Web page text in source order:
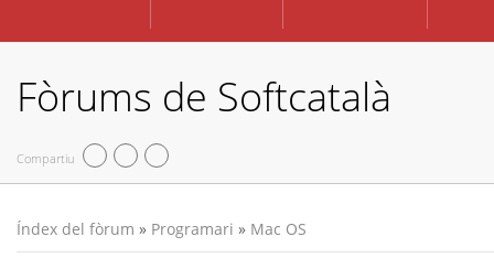
Fòrums de Softcatalà
Compartiu
Índex del fòrum » Programari » Mac OS